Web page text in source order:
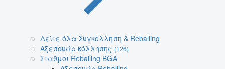
Δείτε όλα Συγκόλληση & Reballing
Αξεσουάρ κόλλησης (126)
Σταθμοί Reballing BGA